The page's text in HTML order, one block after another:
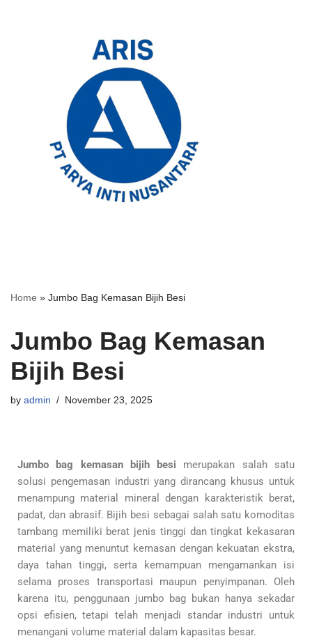
Home » Jumbo Bag Kemasan Bijih Besi
Jumbo Bag Kemasan
Bijih Besi
by admin November 23, 2025
Jumbo bag kemasan bijih besi merupakan salah satu
solusi pengemasan industri yang dirancang khusus untuk
menampung material mineral dengan karakteristik berat,
padat, dan abrasif. Bijih besi sebagai salah satu komoditas
tambang memiliki berat jenis tinggi dan tingkat kekasaran
material yang menuntut kemasan dengan kekuatan ekstra,
daya tahan tinggi, serta kemampuan mengamankan isi
selama proses transportasi maupun penyimpanan. Oleh
karena itu, penggunaan jumbo bag bukan hanya sekadar
opsi efisien, tetapi telah menjadi standar industri untuk
menangani volume material dalam kapasitas besar.